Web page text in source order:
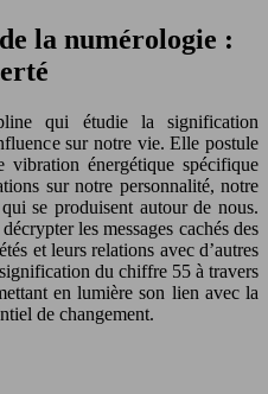
la numérologie :
qui étudie la signification
sur notre vie. Elle postule
vibration énergétique spécifique
sur notre personnalité, notre
se produisent autour de nous.
les messages cachés des
et leurs relations avec d’autres
du chiffre 55 à travers
en lumière son lien avec la
de changement.